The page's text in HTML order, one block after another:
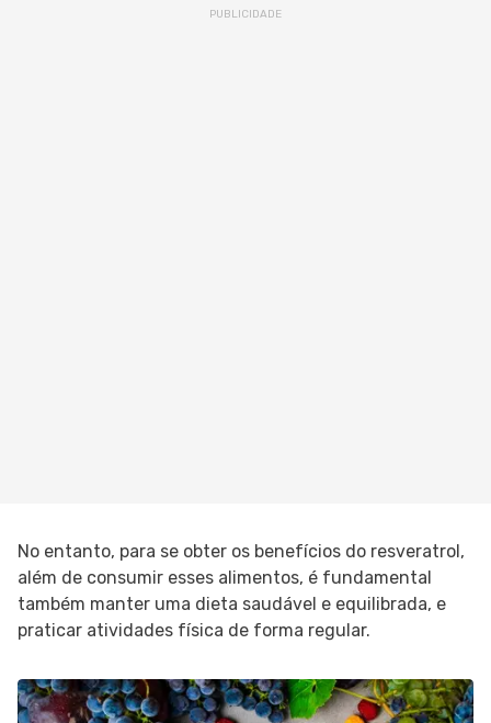
No entanto, para se obter os benefícios do resveratrol,
além de consumir esses alimentos, é fundamental
também manter uma dieta saudável e equilibrada, e
praticar atividades física de forma regular.